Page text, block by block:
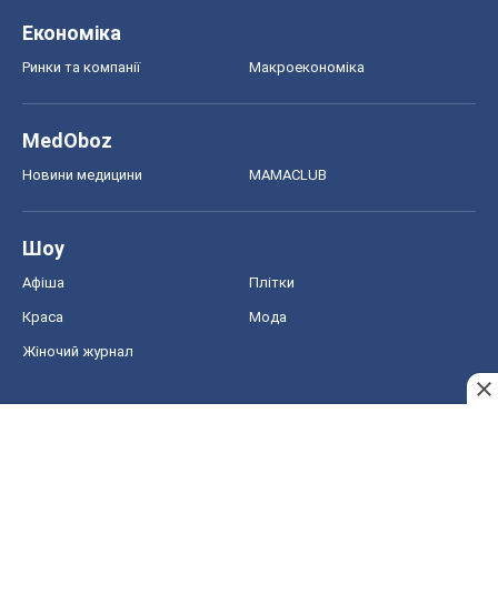
Економіка
Ринки та компанії Макроекономіка
MedOboz
Новини медицини MAMACLUB
Шоу
Афіша Плітки
Краса Мода
Жіночий журнал